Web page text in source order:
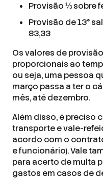
Provisão ⅓ sobre
Provisão de 13°
83,33
Os valores de
proporcionais ao
ou seja, uma pessoa
março passa a ter o
mês, até dezembro.
Além disso, é preciso
transporte e vale-
acordo com o
e funcionário). Vale
para acerto de multa
gastos em casos de